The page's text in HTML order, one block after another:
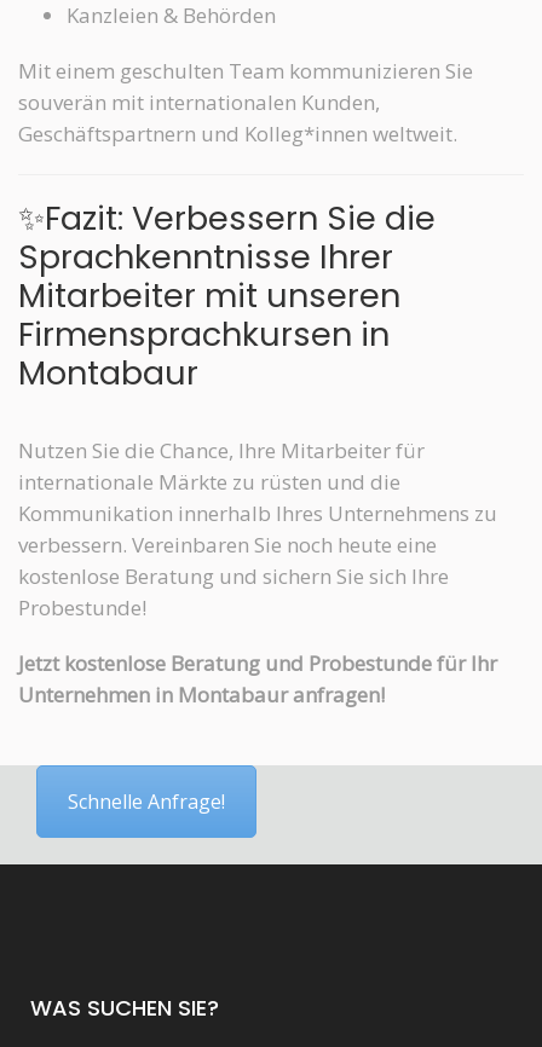
Kanzleien & Behörden
Mit einem geschulten Team kommunizieren Sie
souverän mit internationalen Kunden,
Geschäftspartnern und Kolleg*innen weltweit.
✨Fazit: Verbessern Sie die
Sprachkenntnisse Ihrer
Mitarbeiter mit unseren
Firmensprachkursen in
Montabaur
Nutzen Sie die Chance, Ihre Mitarbeiter für
internationale Märkte zu rüsten und die
Kommunikation innerhalb Ihres Unternehmens zu
verbessern. Vereinbaren Sie noch heute eine
kostenlose Beratung und sichern Sie sich Ihre
Probestunde!
Jetzt kostenlose Beratung und Probestunde für Ihr
Unternehmen in Montabaur anfragen!
Schnelle Anfrage!
WAS SUCHEN SIE?